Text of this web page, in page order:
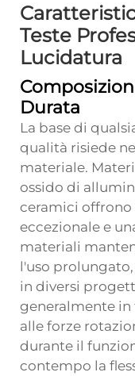
Teste
Lucidatura
Durata
La base di
qualità risiede
materiale.
ossido di
ceramici
eccezionale e
materiali
l'uso
in diversi
generalmente in
alle forze
durante il
contempo la